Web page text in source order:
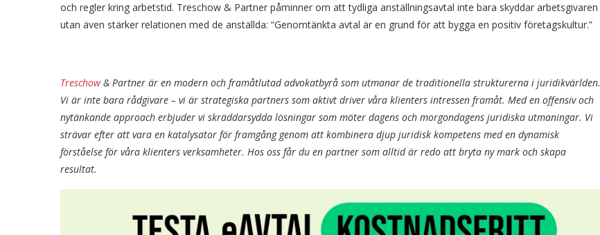
och regler kring arbetstid. Treschow & Partner påminner om att tydliga anställningsavtal inte bara skyddar arbetsgivaren
utan även stärker relationen med de anställda: “Genomtänkta avtal är en grund för att bygga en positiv företagskultur.”
Treschow& Partner är en modern och framåtlutad advokatbyrå som utmanar de traditionella strukturerna i juridikvärlden.
Vi är inte bara rådgivare – vi är strategiska partners som aktivt driver våra klienters intressen framåt. Med en offensiv och
nytänkande approach erbjuder vi skräddarsydda lösningar som möter dagens och morgondagens juridiska utmaningar. Vi
strävar efter att vara en katalysator för framgång genom att kombinera djup juridisk kompetens med en dynamisk
förståelse för våra klienters verksamheter. Hos oss får du en partner som alltid är redo att bryta ny mark och skapa
resultat.